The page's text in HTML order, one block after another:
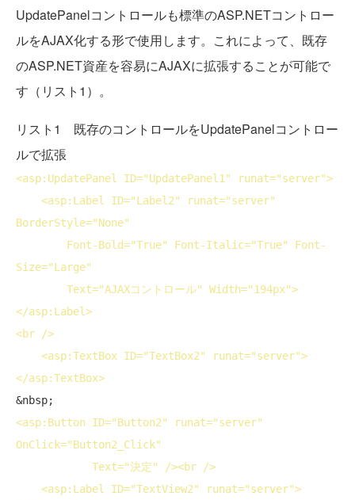
UpdatePanelコントロールも標準のASP.NETコントロー
ルをAJAX化する形で使用します。これによって、既存
のASP.NET資産を容易にAJAXに拡張することが可能で
す（リスト1）。
リスト1 既存のコントロールをUpdatePanelコントロー
ルで拡張
<asp:UpdatePanel ID="UpdatePanel1" runat="server">
<asp:Label ID="Label2" runat
BorderStyle="None"
Font-Bold="True" Font-Italic="True" Font-
Size="Large"
Text="AJAXコントロール" Width="194px">
</asp:Label>
<br />
<asp:TextBox ID="TextBox2" runat="server">
</asp:TextBox>
<asp:Button ID="Button2" runat
OnClick="Button2_Click"
Text="決定" /><br />
<asp:Label ID="TextView2" runat="server">